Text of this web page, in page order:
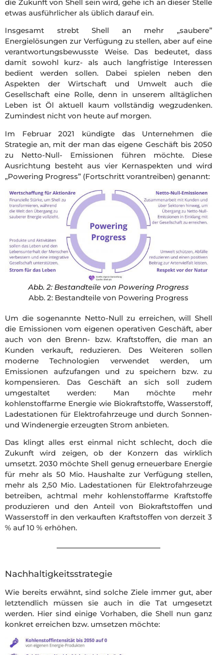
die Zukunft von Shell sein wird, gehe ich an dieser Stelle
etwas ausführlicher als üblich darauf ein.
Insgesamt strebt Shell an mehr „saubere”
Energielösungen zur Verfügung zu stellen, aber auf eine
verantwortungsbewusste Weise. Das bedeutet, dass
damit sowohl kurz- als auch langfristige Interessen
bedient werden sollen. Dabei spielen neben den
Aspekten der Wirtschaft und Umwelt auch die
Gesellschaft eine Rolle, denn in unserem alltäglichen
Leben ist Öl aktuell kaum vollständig wegzudenken.
Zumindest nicht von heute auf morgen.
Im Februar 2021 kündigte das Unternehmen die
Strategie an, mit der man das eigene Geschäft bis 2050
zu Netto-Null- Emissionen führen möchte. Diese
Ausrichtung besteht aus vier Kernaspekten und wird
„Powering Progress” (Fortschritt vorantreiben) genannt:
Abb. 2: Bestandteile von Powering Progress
Abb. 2: Bestandteile von Powering Progress
Um die sogenannte Netto-Null zu erreichen, will Shell
die Emissionen vom eigenen operativen Geschäft, aber
auch von den Brenn- bzw. Kraftstoffen, die man an
Kunden verkauft, reduzieren. Des Weiteren sollen
moderne Technologien verwendet werden, um
Emissionen aufzufangen und zu speichern bzw. zu
kompensieren. Das Geschäft an sich soll zudem
umgestaltet werden: Man möchte mehr
kohlenstoffarme Energie wie Biokraftstoffe, Wasserstoff,
Ladestationen für Elektrofahrzeuge und durch Sonnen-
und Windenergie erzeugten Strom anbieten.
Das klingt alles erst einmal nicht schlecht, doch die
Zukunft wird zeigen, ob der Konzern das wirklich
umsetzt. 2030 möchte Shell genug erneuerbare Energie
für mehr als 50 Mio. Haushalte zur Verfügung stellen,
mehr als 2,50 Mio. Ladestationen für Elektrofahrzeuge
betreiben, achtmal mehr kohlenstoffarme Kraftstoffe
produzieren und den Anteil von Biokraftstoffen und
Wasserstoff in den verkauften Kraftstoffen von derzeit 3
% auf 10 % erhöhen.
Nachhaltigkeitsstrategie
Wie bereits erwähnt, sind solche Ziele immer gut, aber
letztendlich müssen sie auch in die Tat umgesetzt
werden. Hier sind einige Vorhaben, die Shell nun ganz
konkret erreichen bzw. umsetzen möchte: